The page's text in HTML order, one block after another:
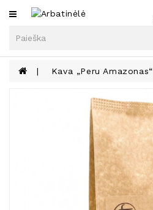
Kategorijos
Kava
Kava „Peru Amazonas“